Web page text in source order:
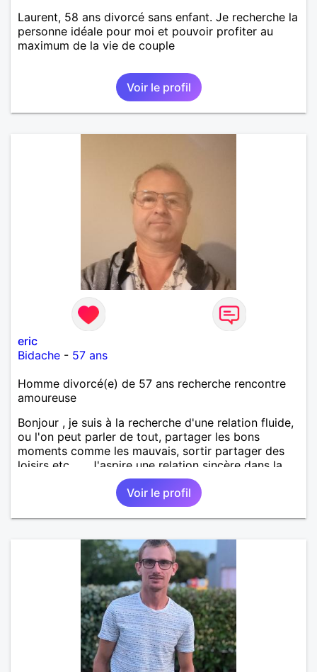
Laurent, 58 ans divorcé sans enfant. Je recherche la
personne idéale pour moi et pouvoir profiter au
maximum de la vie de couple
Voir le profil
eric
Bidache - 57 ans
Homme divorcé(e) de 57 ans recherche rencontre
amoureuse
Bonjour , je suis à la recherche d'une relation fluide,
ou l'on peut parler de tout, partager les bons
moments comme les mauvais, sortir partager des
loisirs etc.... . J'aspire une relation sincère dans la
Voir le profil